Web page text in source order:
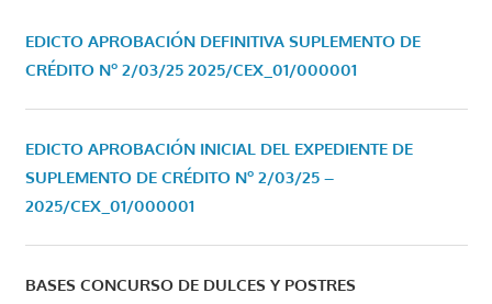
EDICTO APROBACIÓN DEFINITIVA SUPLEMENTO DE
CRÉDITO Nº 2/03/25 2025/CEX_01/000001
EDICTO APROBACIÓN INICIAL DEL EXPEDIENTE DE
SUPLEMENTO DE CRÉDITO Nº 2/03/25 –
2025/CEX_01/000001
BASES CONCURSO DE DULCES Y POSTRES